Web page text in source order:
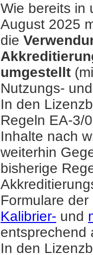
Wie bereits in
August 2025
die
umgestellt
Nutzungs-
In den
Regeln EA-3/
Inhalte nach
weiterhin
bisherige
Formulare
Kalibrier- und
entsprechend
In den